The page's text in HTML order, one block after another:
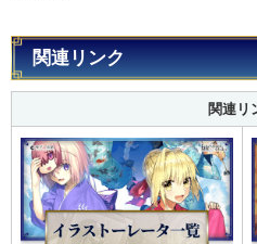
関連リンク
関連リ